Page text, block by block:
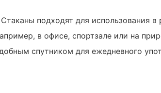
подходят для использования в
в офисе, спортзале или на
спутником для ежедневного